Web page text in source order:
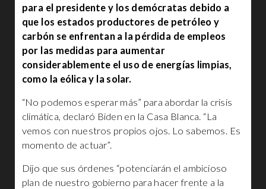
para el presidente y los demócratas debido a
que los estados productores de petróleo y
carbón se enfrentan a la pérdida de empleos
por las medidas para aumentar
considerablemente el uso de energías limpias,
como la eólica y la solar.
“No podemos esperar más” para abordar la crisis
climática, declaró Biden en la Casa Blanca. “La
vemos con nuestros propios ojos. Lo sabemos. Es
momento de actuar”.
Dijo que sus órdenes “potenciarán el ambicioso
plan de nuestro gobierno para hacer frente a la